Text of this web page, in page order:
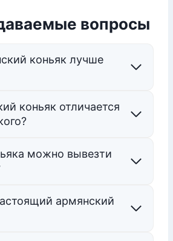
вопросы
коньяк лучше
коньяк отличается
можно вывезти
армянский